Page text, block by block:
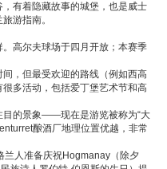
有着隐藏故事的城堡，也是威士
游指南。
高尔夫球场于四月开放；本赛季
，但最受欢迎的路线（例如西高
多活动，包括爱丁堡艺术节和高
的景象——现在是游览被称为“大
酿酒厂地理位置优越，非常
人准备庆祝Hogmanay（除夕